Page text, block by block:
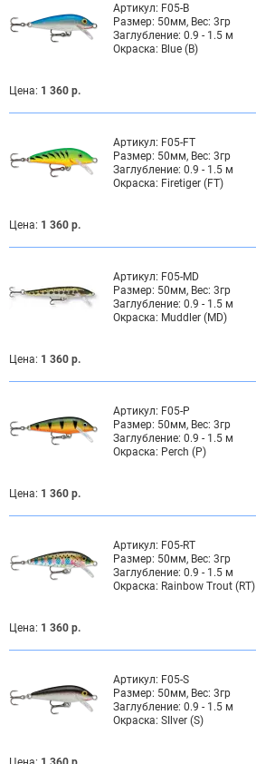
Артикул: F05-B
Размер: 50мм, Вес: 3гр
Заглубление: 0.9 - 1.5 м
Окраска: Blue (B)
Цена: 1 360 р.
Артикул: F05-FT
Размер: 50мм, Вес: 3гр
Заглубление: 0.9 - 1.5 м
Окраска: Firetiger (FT)
Цена: 1 360 р.
Артикул: F05-MD
Размер: 50мм, Вес: 3гр
Заглубление: 0.9 - 1.5 м
Окраска: Muddler (MD)
Цена: 1 360 р.
Артикул: F05-P
Размер: 50мм, Вес: 3гр
Заглубление: 0.9 - 1.5 м
Окраска: Perch (P)
Цена: 1 360 р.
Артикул: F05-RT
Размер: 50мм, Вес: 3гр
Заглубление: 0.9 - 1.5 м
Окраска: Rainbow Trout (RT)
Цена: 1 360 р.
Артикул: F05-S
Размер: 50мм, Вес: 3гр
Заглубление: 0.9 - 1.5 м
Окраска: SIlver (S)